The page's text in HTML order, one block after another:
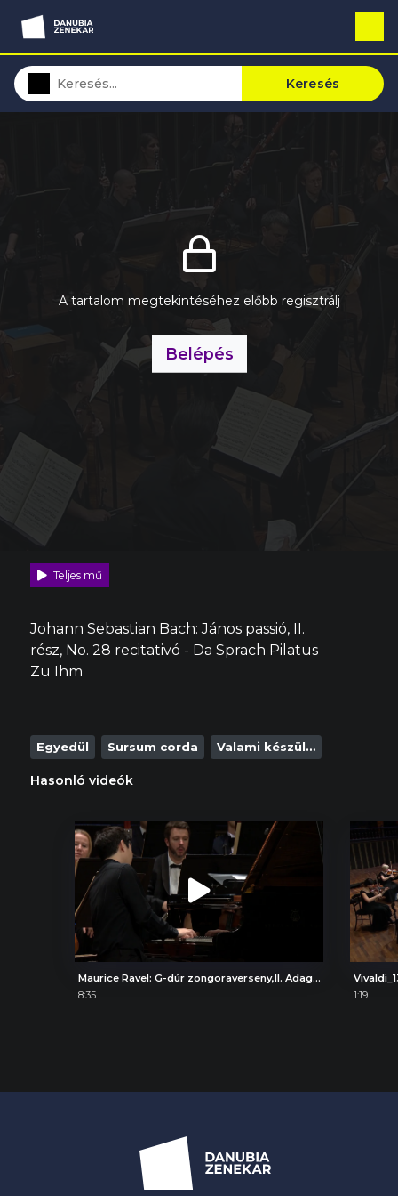
Keresés
A tartalom megtekintéséhez előbb regisztrálj
Belépés
Teljes mű
Johann Sebastian Bach: János passió, II.
rész, No. 28 recitativó - Da Sprach Pilatus
Zu Ihm
Egyedül Sursum corda Valami készül…
Hasonló videók
Maurice Ravel: G-dúr zongoraverseny,II. Adagio assai
8:35
1:19